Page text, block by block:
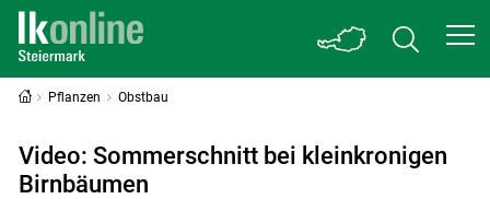
Pflanzen Obstbau
Video: Sommerschnitt bei kleinkronigen
Birnbäumen